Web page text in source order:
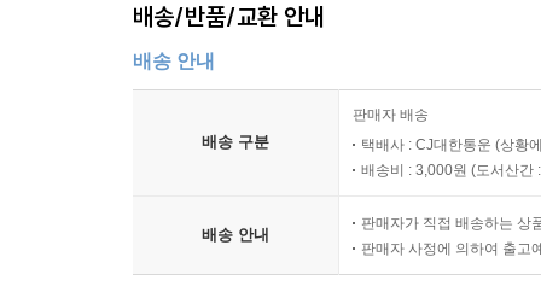
배송/반품/교환 안내
배송 안내
배송 구분
판매자 배송
택배사 : CJ대한통운 (상황
배송비 : 3,000원 (도서산간
배송 안내
판매자가 직접 배송하는 상
판매자 사정에 의하여 출고